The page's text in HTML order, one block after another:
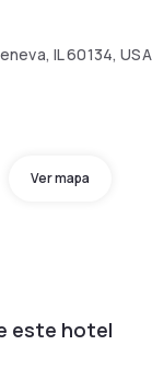
IL 60134, USA
Ver mapa
este hotel